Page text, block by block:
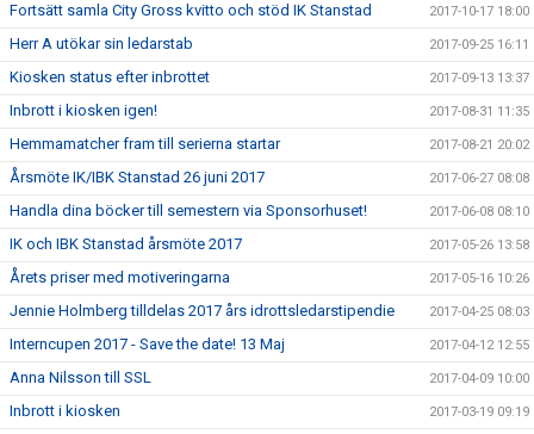
Fortsätt samla City Gross kvitto och stöd IK Stanstad 2017-10-17 18:00
Herr A utökar sin ledarstab 2017-09-25 16:11
Kiosken status efter inbrottet 2017-09-13 13:37
Inbrott i kiosken igen! 2017-08-31 11:35
Hemmamatcher fram till serierna startar 2017-08-21 20:02
Årsmöte IK/IBK Stanstad 26 juni 2017 2017-06-27 08:08
Handla dina böcker till semestern via Sponsorhuset! 2017-06-08 08:10
IK och IBK Stanstad årsmöte 2017 2017-05-26 13:58
Årets priser med motiveringarna 2017-05-16 10:26
Jennie Holmberg tilldelas 2017 års idrottsledarstipendie 2017-04-25 08:03
Interncupen 2017 - Save the date! 13 Maj 2017-04-12 12:55
Anna Nilsson till SSL 2017-04-09 10:00
Inbrott i kiosken 2017-03-19 09:19